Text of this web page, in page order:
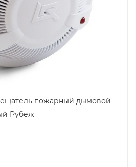
пожарный дымовой
Рубеж